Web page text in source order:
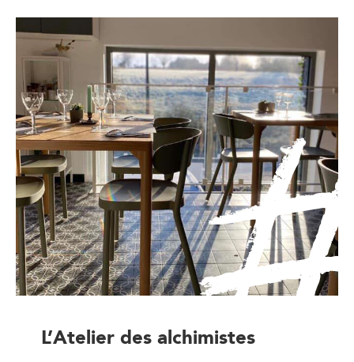
L’Atelier des alchimistes